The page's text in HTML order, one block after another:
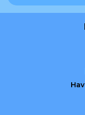
Ürün fiyatı diğer